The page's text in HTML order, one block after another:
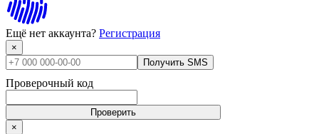
Ещё нет аккаунта? Регистрация
×
Получить SMS
Проверочный код
Проверить
×